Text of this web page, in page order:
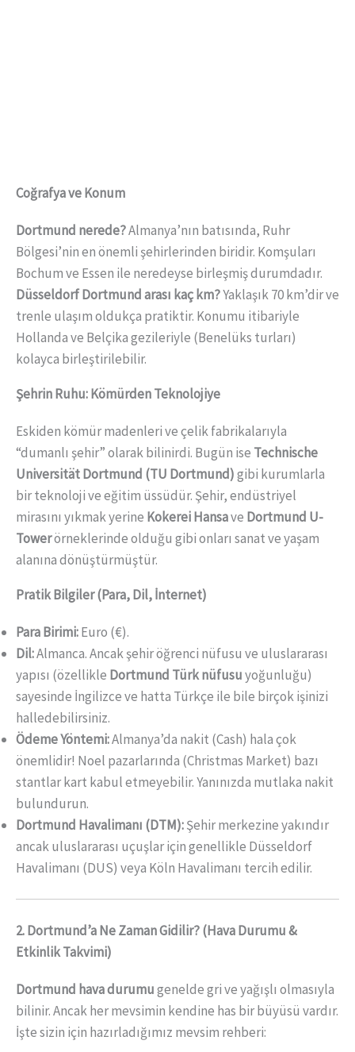
Coğrafya ve Konum
Dortmund nerede?Almanya’nın batısında, Ruhr
Bölgesi’nin en önemli şehirlerinden biridir. Komşuları
Bochum ve Essen ile neredeyse birleşmiş durumdadır.
Düsseldorf Dortmund arası kaç km?Yaklaşık 70 km’dir ve
trenle ulaşım oldukça pratiktir. Konumu itibariyle
Hollanda ve Belçika gezileriyle (Benelüks turları)
kolayca birleştirilebilir.
Şehrin Ruhu: Kömürden Teknolojiye
Eskiden kömür madenleri ve çelik fabrikalarıyla
“dumanlı şehir” olarak bilinirdi. Bugün ise Technische
Universität Dortmund (TU Dortmund)gibi kurumlarla
bir teknoloji ve eğitim üssüdür. Şehir, endüstriyel
mirasını yıkmak yerine Kokerei Hansave Dortmund U-
Towerörneklerinde olduğu gibi onları sanat ve yaşam
alanına dönüştürmüştür.
Pratik Bilgiler (Para, Dil, İnternet)
Para Birimi:Euro (€).
Dil:Almanca. Ancak şehir öğrenci nüfusu ve uluslararası
yapısı (özellikle Dortmund Türk nüfusuyoğunluğu)
sayesinde İngilizce ve hatta Türkçe ile bile birçok işinizi
halledebilirsiniz.
Ödeme Yöntemi:Almanya’da nakit (Cash) hala çok
önemlidir! Noel pazarlarında (Christmas Market) bazı
stantlar kart kabul etmeyebilir. Yanınızda mutlaka nakit
bulundurun.
Dortmund Havalimanı (DTM):Şehir merkezine yakındır
ancak uluslararası uçuşlar için genellikle Düsseldorf
Havalimanı (DUS) veya Köln Havalimanı tercih edilir.
2. Dortmund’a Ne Zaman Gidilir? (Hava Durumu &
Etkinlik Takvimi)
Dortmund hava durumugenelde gri ve yağışlı olmasıyla
bilinir. Ancak her mevsimin kendine has bir büyüsü vardır.
İşte sizin için hazırladığımız mevsim rehberi: